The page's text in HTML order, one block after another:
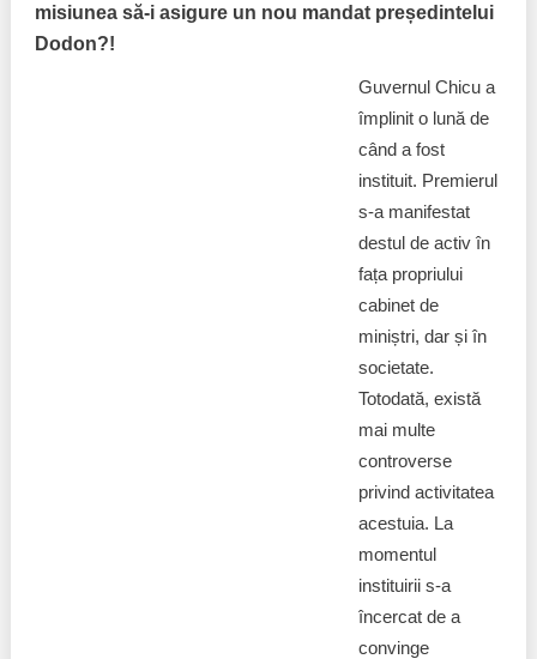
misiunea să-i asigure un nou mandat președintelui
Dodon?!
Guvernul Chicu a
împlinit o lună de
când a fost
instituit. Premierul
s-a manifestat
destul de activ în
fața propriului
cabinet de
miniștri, dar și în
societate.
Totodată, există
mai multe
controverse
privind activitatea
acestuia. La
momentul
instituirii s-a
încercat de a
convinge